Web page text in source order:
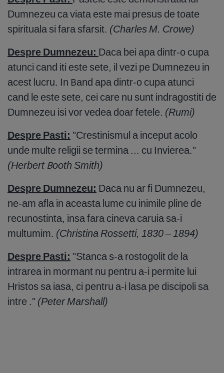
Dumnezeu ca viata este mai presus de toate
spirituala si fara sfarsit. (Charles M. Crowe)
Despre Dumnezeu: Daca bei apa dintr-o cupa
atunci cand iti este sete, il vezi pe Dumnezeu in
acest lucru. In Band apa dintr-o cupa atunci
cand le este sete, cei care nu sunt indragostiti de
Dumnezeu isi vor vedea doar fetele. (Rumi)
Despre Pasti: "Crestinismul a inceput acolo
unde multe religii se termina ... cu Invierea."
(Herbert Booth Smith)
Despre Dumnezeu: Daca nu ar fi Dumnezeu,
ne-am afla in aceasta lume cu inimile pline de
recunostinta, insa fara cineva caruia sa-i
multumim. (Christina Rossetti, 1830 – 1894)
Despre Pasti: "Stanca s-a rostogolit de la
intrarea in mormant nu pentru a-i permite lui
Hristos sa iasa, ci pentru a-i lasa pe discipoli sa
intre ." (Peter Marshall)